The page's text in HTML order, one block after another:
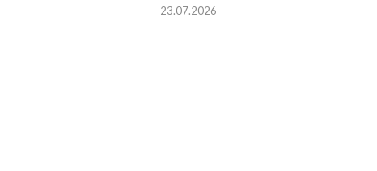
23.07.2026